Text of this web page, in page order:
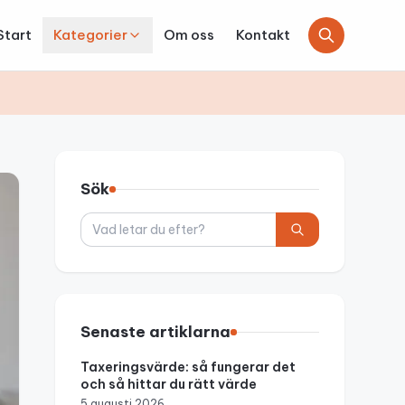
Kategorier Om oss Kontakt
Sök
Sök
Senaste artiklarna
Taxeringsvärde: så fungerar det
och så hittar du rätt värde